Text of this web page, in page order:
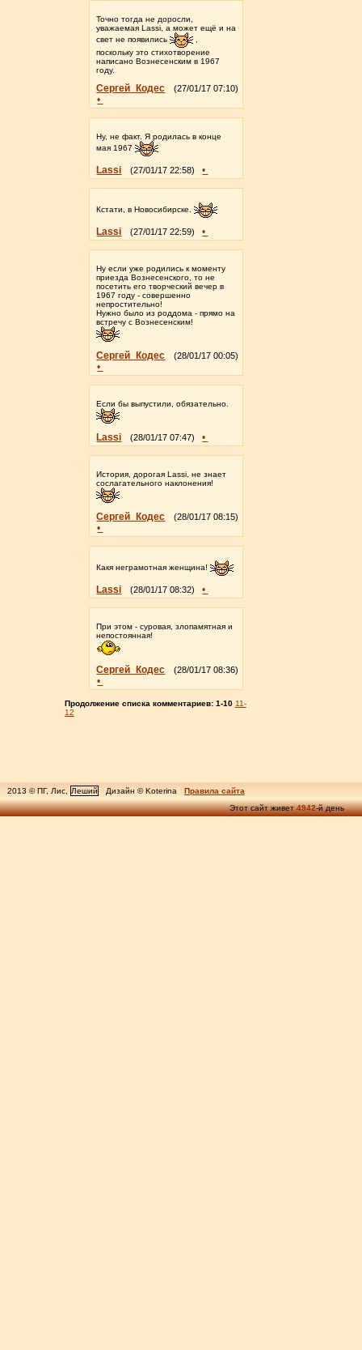
Точно тогда не доросли,
уважаемая Lassi, а может ещё и на
свет не появились
поскольку это стихотворение
написано Вознесенским в 1967
году.
Сергей_Кодес (27/01/17 07:10)
•
Ну, не факт. Я родилась в конце
мая 1967
Lassi (27/01/17 22:58) •
Кстати, в Новосибирске.
Lassi (27/01/17 22:59) •
Ну если уже родились к моменту
приезда Вознесенского, то не
посетить его творческий вечер в
1967 году - совершенно
непростительно!
Нужно было из роддома - прямо на
встречу с Вознесенским!
Сергей_Кодес (28/01/17 00:05)
•
Если бы выпустили, обязательно.
Lassi (28/01/17 07:47) •
История, дорогая Lassi, не знает
сослагательного наклонения!
Сергей_Кодес (28/01/17 08:15)
•
Какя неграмотная женщина!
Lassi (28/01/17 08:32) •
При этом - суровая, злопамятная и
непостоянная!
Сергей_Кодес (28/01/17 08:36)
•
Продолжение списка комментариев: 1-10 11-
12
2013 © ПГ, Лис, Леший Дизайн © Koterina
Правила сайта
Этот сайт живет4942-й день